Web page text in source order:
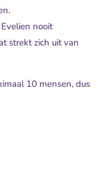
nooit
strekt zich uit van
10 mensen, dus